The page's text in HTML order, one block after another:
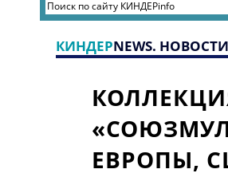
КИНДЕРNEWS.
ЕВРОПЫ,